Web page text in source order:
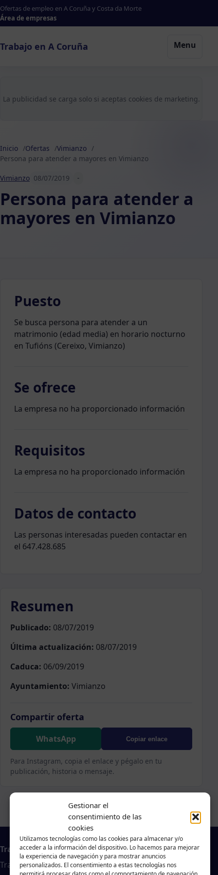
Gestionar el
consentimiento de las
cookies
Utilizamos tecnologías como las cookies para almacenar y/o
acceder a la información del dispositivo. Lo hacemos para mejorar
la experiencia de navegación y para mostrar anuncios
personalizados. El consentimiento a estas tecnologías nos
Ofertas de empleo en A Coruña y Costa da Morte
Área de empresas
Trabajo en A Coruña Menu
La publicidad se carga solo si aceptas cookies de marketing.
Inicio Ofertas
Vimianzo
Persona para atender a mayores en Vimianzo
Vimianzo 08/07/2019 -
Persona para atender a
mayores en Vimianzo
Puesto
Se busca persona para atender a un
matrimonio (edad media) en horario nocturno
en Tufións (Cereixo, Vimianzo)
Se ofrece
La empresa no ha proporcionado información
Requisitos
La empresa no ha proporcionado información
Datos de contacto
Las personas interesadas pueden contactar en
el 647.428.685
Resumen
Publicado: 08/07/2019
Última actualización: 08/07/2019
Caduca: 06/09/2019
Ayuntamiento: Vimianzo
Compartir oferta
WhatsApp Copiar enlace
Para Instagram, copia el enlace y pégalo en tu
publicación, historia o mensaje.
Trabajo en A Coruña
Traballar na costa es un agregador de noticias